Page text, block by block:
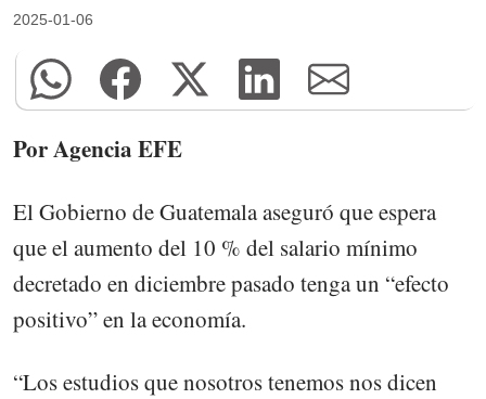
2025-01-06
Por Agencia EFE
El Gobierno de Guatemala aseguró que espera
que el aumento del 10 % del salario mínimo
decretado en diciembre pasado tenga un “efecto
positivo” en la economía.
“Los estudios que nosotros tenemos nos dicen